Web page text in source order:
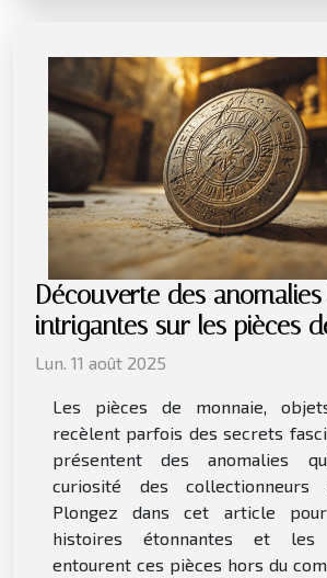
Découverte des
intrigantes sur les pièces
Lun. 11 août 2025
Les pièces de monnaie,
recèlent parfois des secrets
présentent des anomalies
curiosité des collectionneurs
Plongez dans cet article
histoires étonnantes et les
entourent ces pièces hors du